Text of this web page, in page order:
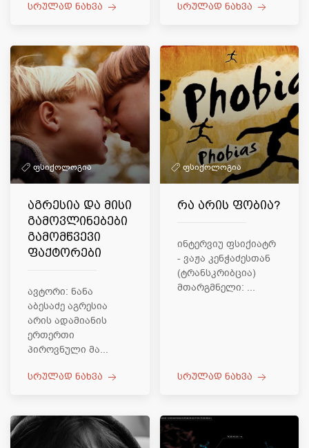
სრულად ნახვა სრულად ნახვა
ფსიქოლოგია
აგრესია და მისი
გამოვლინებები
გამომწვევი
ფაქტორები
ავტორი: ნანა
აბესაძე აგრესია
არის ადამიანის
ერთერთი
პიროვნული მა...
სრულად ნახვა
ფსიქოლოგია
რა არის ფობია?
ინტერვიუ ფსიქიატრ
- ვაჟა კენჭაძესთან
(ტრანსკრიბცია)
მთარგმნელი: ...
სრულად ნახვა